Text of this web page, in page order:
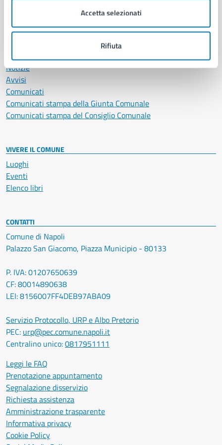
Accetta selezionati
Rifiuta
Notizie
Avvisi
Comunicati
Comunicati stampa della Giunta Comunale
Comunicati stampa del Consiglio Comunale
VIVERE IL COMUNE
Luoghi
Eventi
Elenco libri
CONTATTI
Comune di Napoli
Palazzo San Giacomo, Piazza Municipio - 80133
P. IVA: 01207650639
CF: 80014890638
LEI: 8156007FF4DEB97ABA09
Servizio Protocollo, URP e Albo Pretorio
PEC: urp@pec.comune.napoli.it
Centralino unico:0817951111
Leggi le FAQ
Prenotazione appuntamento
Segnalazione disservizio
Richiesta assistenza
Amministrazione trasparente
Informativa privacy
Cookie Policy